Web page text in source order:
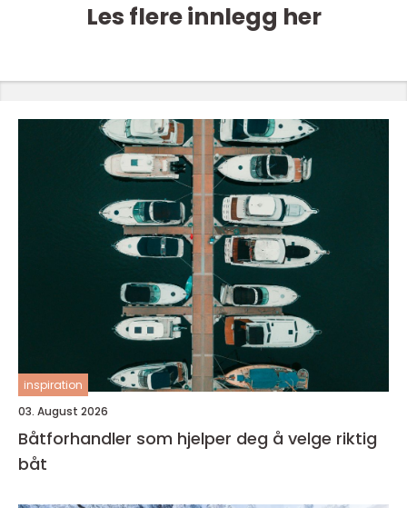
Les flere innlegg her
inspiration
03. August 2026
Båtforhandler som hjelper deg å velge riktig
båt